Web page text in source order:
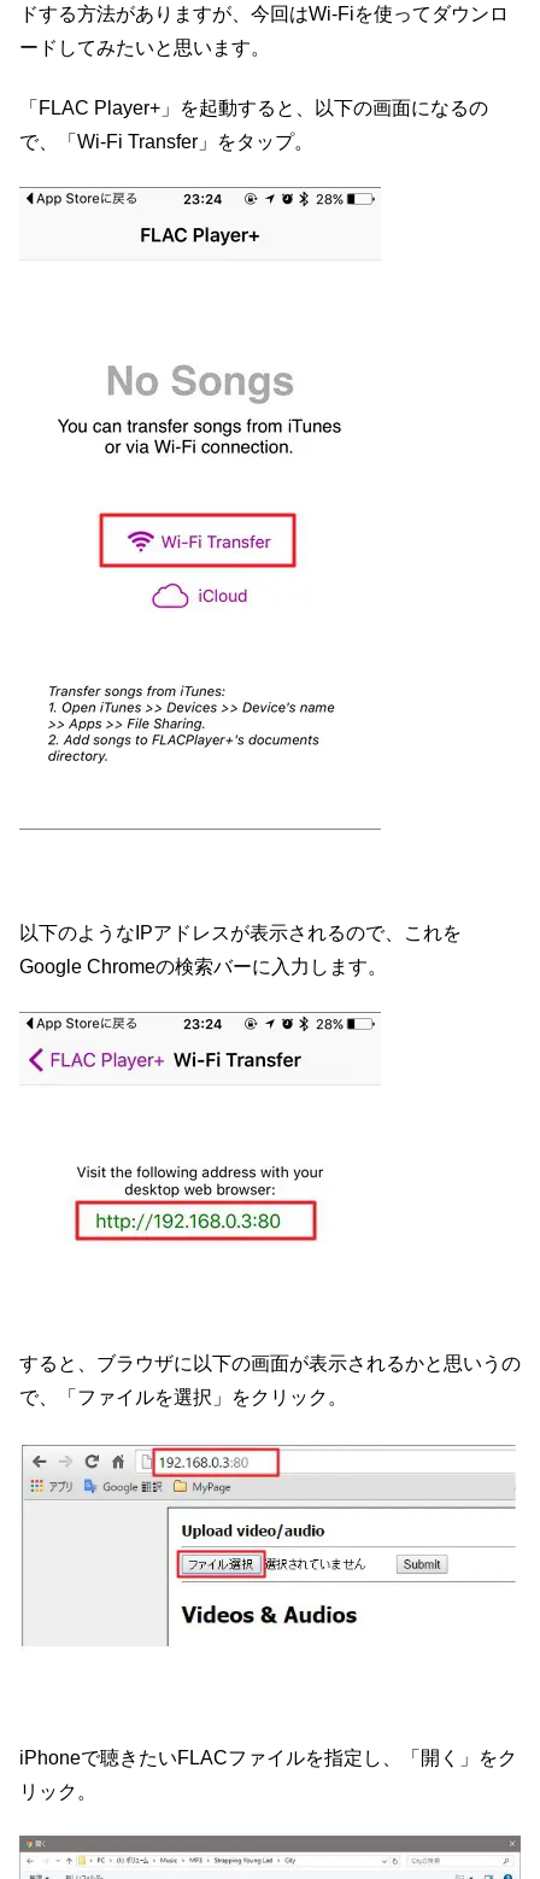
ドする方法がありますが、今回はWi-Fiを使ってダウンロ
ードしてみたいと思います。
「FLAC Player+」を起動すると、以下の画面になるの
で、「Wi-Fi Transfer」をタップ。
以下のようなIPアドレスが表示されるので、これを
Google Chromeの検索バーに入力します。
すると、ブラウザに以下の画面が表示されるかと思いうの
で、「ファイルを選択」をクリック。
iPhoneで聴きたいFLACファイルを指定し、「開く」をク
リック。